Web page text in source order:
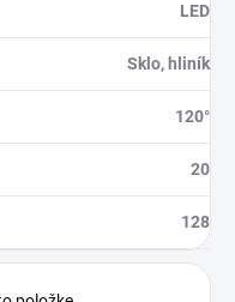
LED
Sklo, hliník
120°
20
128